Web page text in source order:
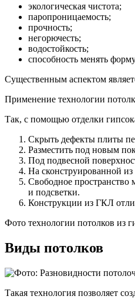
экологическая чистота;
паропроницаемость;
прочность;
негорючесть;
водостойкость;
способность менять
Существенным аспектом
Применение технологии
Так, с помощью отделки
Скрыть дефекты плиты
Разместить под новым
Под подвесной
На сконструированной
Свободное пространство
и подсветки.
Конструкции из ГКЛ
Фото технологии потолков из
Виды потолков
Такая технология позволяет